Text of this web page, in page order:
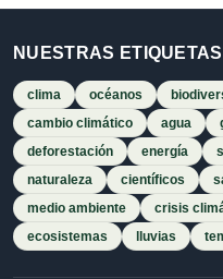
NUESTRAS
clima océanos
cambio climático
agua
deforestación
energía
naturaleza
científicos
medio ambiente
crisis
ecosistemas
lluvias